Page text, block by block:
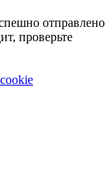
отправлено
проверьте